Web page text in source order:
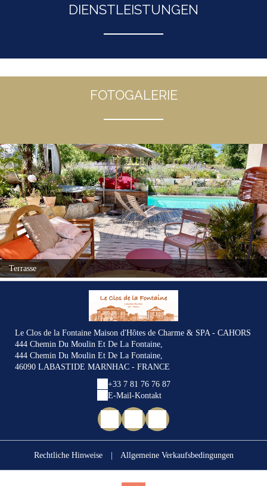
DIENSTLEISTUNGEN
FOTOGALERIE
Terrasse
Le Clos de la Fontaine Maison d'Hôtes de Charme & SPA - CAHORS
444 Chemin Du Moulin Et De La Fontaine,
444 Chemin Du Moulin Et De La Fontaine,
46090 LABASTIDE MARNHAC - FRANCE
+33 7 81 76 76 87
E-Mail-Kontakt
Rechtliche Hinweise | Allgemeine Verkaufsbedingungen